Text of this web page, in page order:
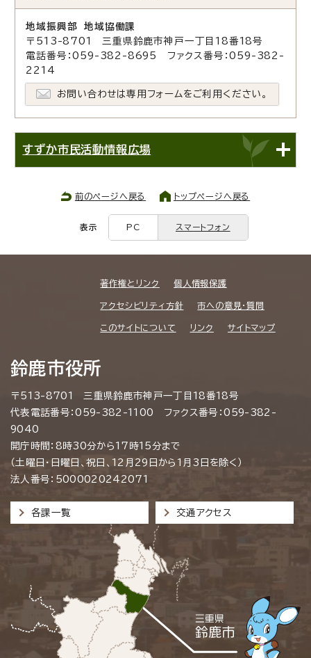
地域振興部 地域協働課
〒513-8701 三重県鈴鹿市神戸一丁目18番18号
電話番号：059-382-8695 ファクス番号：059-382-
2214
お問い合わせは専用フォームをご利用ください。
すずか市民活動情報広場
前のページへ戻る トップページへ戻る
表示 PC スマートフォン
著作権とリンク 個人情報保護
アクセシビリティ方針 市への意見・質問
このサイトについて リンク サイトマップ
鈴鹿市役所
〒513-8701 三重県鈴鹿市神戸一丁目18番18号
代表電話番号：059-382-1100 ファクス番号：059-382-
9040
開庁時間：8時30分から17時15分まで
（土曜日・日曜日、祝日、12月29日から1月3日を除く）
法人番号：5000020242071
各課一覧 交通アクセス